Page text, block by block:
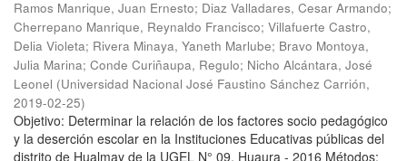
Ramos Manrique, Juan Ernesto; Diaz Valladares, Cesar Armando;
Cherrepano Manrique, Reynaldo Francisco; Villafuerte Castro,
Delia Violeta; Rivera Minaya, Yaneth Marlube; Bravo Montoya,
Julia Marina; Conde Curiñaupa, Regulo; Nicho Alcántara, José
Leonel (Universidad Nacional José Faustino Sánchez Carrión,
2019-02-25)
Objetivo: Determinar la relación de los factores socio pedagógico
y la deserción escolar en la Instituciones Educativas públicas del
distrito de Hualmay de la UGEL N° 09, Huaura - 2016 Métodos: